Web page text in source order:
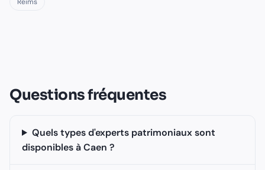
Questions fréquentes
Quels types d'experts patrimoniaux sont
disponibles à Caen ?